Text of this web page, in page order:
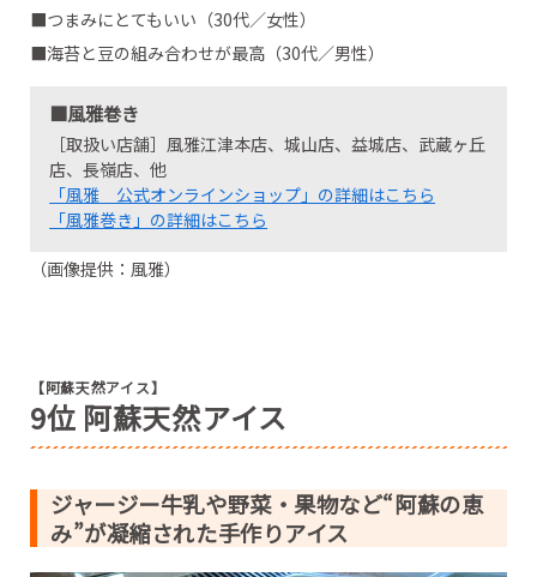
■つまみにとてもいい（30代／女性）
■海苔と豆の組み合わせが最高（30代／男性）
■風雅巻き
［取扱い店舗］風雅江津本店、城山店、益城店、武蔵ヶ丘
店、長嶺店、他
「風雅 公式オンラインショップ」の詳細はこちら
「風雅巻き」の詳細はこちら
（画像提供：風雅）
【阿蘇天然アイス】
9位 阿蘇天然アイス
ジャージー牛乳や野菜・果物など“阿蘇の恵
み”が凝縮された手作りアイス